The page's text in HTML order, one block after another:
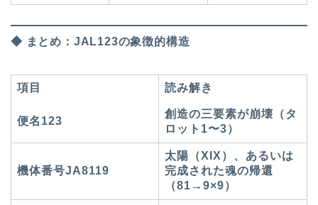
◆ まとめ：JAL123の象徴的構造
項目 読み解き
便名123
創造の三要素が崩壊（タ
ロット1〜3）
機体番号JA8119
太陽（XIX）、あるいは
完成された魂の帰還
（81→9×9）